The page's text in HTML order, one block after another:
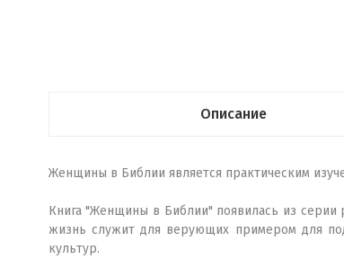
Описание
Женщины в Библии является практическим
Книга "Женщины в Библии" появилась из
жизнь служит для верующих примером для
культур.